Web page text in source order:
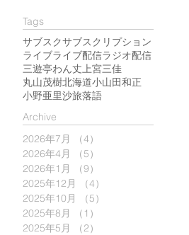
Tags
サブスクサブスクリプション
ライブライブ配信ラジオ配信
三遊亭わん丈上宮三佳
丸山茂樹北海道小山田和正
小野亜里沙旅落語
​Archive
2026年7月
（4）
2026年4月
（5）
2026年1月
（9）
2025年12月
（4）
2025年10月
（5）
2025年8月
（1）
2025年5月
（2）